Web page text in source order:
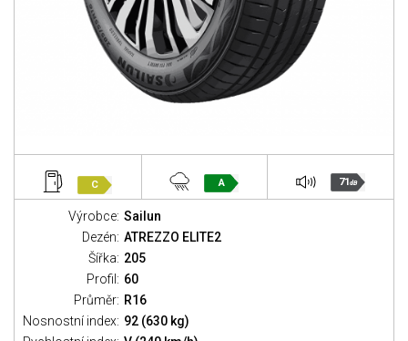
C A 71dB
Výrobce: Sailun
Dezén: ATREZZO ELITE2
Šířka: 205
Profil: 60
Průměr: R16
Nosnostní index: 92 (630 kg)